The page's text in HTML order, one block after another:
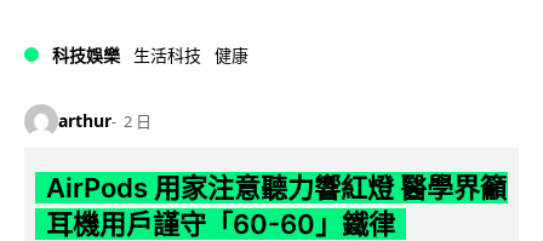
科技娛樂 生活科技 健康
arthur 2 日
AirPods 用家注意聽力響紅燈 醫學界籲
耳機用戶謹守「60-60」鐵律